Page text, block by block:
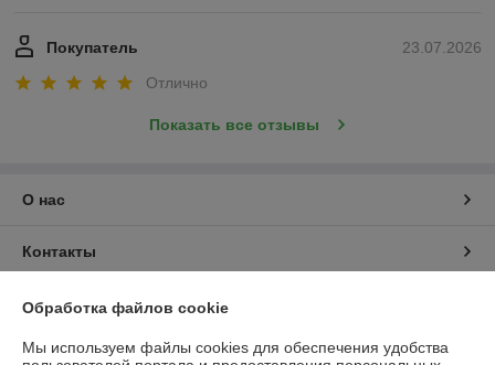
23.07.2026
Покупатель
Отлично
Показать все отзывы
О нас
Контакты
Доставка и оплата
График работы
Обработка файлов cookie
Мы используем файлы cookies для обеспечения удобства